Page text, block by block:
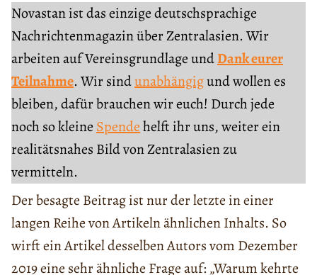
Novastan ist das einzige deutschsprachige
Nachrichtenmagazin über Zentralasien. Wir
arbeiten auf Vereinsgrundlage undDank eurer
Teilnahme. Wir sindunabhängigund wollen es
bleiben, dafür brauchen wir euch! Durch jede
noch so kleine Spendehelft ihr uns, weiter ein
realitätsnahes Bild von Zentralasien zu
vermitteln.
Der besagte Beitrag ist nur der letzte in einer
langen Reihe von Artikeln ähnlichen Inhalts. So
wirft ein Artikel desselben Autors vom Dezember
2019 eine sehr ähnliche Frage auf: „Warum kehrte